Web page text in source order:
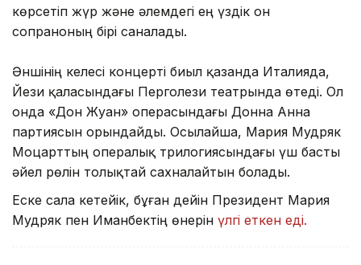
көрсетіп жүр және әлемдегі ең үздік он
сопраноның бірі саналады.
Әншінің келесі концерті биыл қазанда Италияда,
Йези қаласындағы Перголези театрында өтеді. Ол
онда «Дон Жуан» операсындағы Донна Анна
партиясын орындайды. Осылайша, Мария Мудряк
Моцарттың опералық трилогиясындағы үш басты
әйел рөлін толықтай сахналайтын болады.
Еске сала кетейік, бұған дейін Президент Мария
Мудряк пен Иманбектің өнерін үлгі еткен еді.